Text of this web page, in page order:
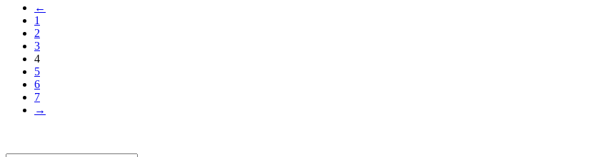
←
1
2
3
4
5
6
7
→